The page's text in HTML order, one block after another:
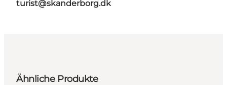
turist@skanderborg.dk
Ähnliche Produkte